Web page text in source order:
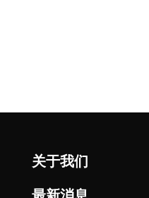
关于我们